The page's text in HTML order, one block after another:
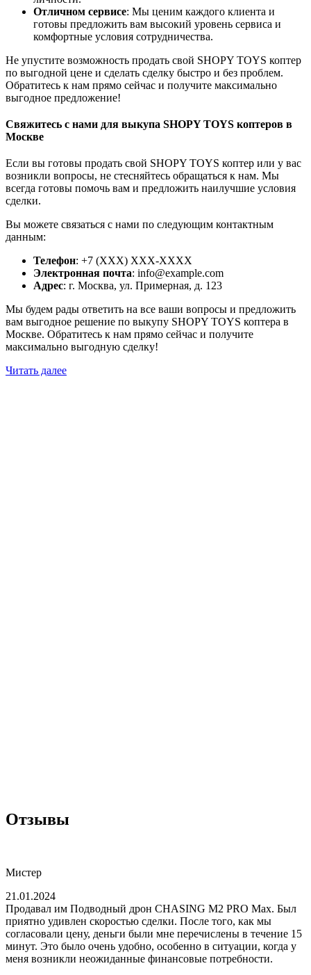
Отличном сервисе: Мы ценим каждого клиента и
готовы предложить вам высокий уровень сервиса и
комфортные условия сотрудничества.
Не упустите возможность продать свой SHOPY TOYS коптер
по выгодной цене и сделать сделку быстро и без проблем.
Обратитесь к нам прямо сейчас и получите максимально
выгодное предложение!
Свяжитесь с нами для выкупа SHOPY TOYS коптеров в
Москве
Если вы готовы продать свой SHOPY TOYS коптер или у вас
возникли вопросы, не стесняйтесь обращаться к нам. Мы
всегда готовы помочь вам и предложить наилучшие условия
сделки.
Вы можете связаться с нами по следующим контактным
данным:
Телефон: +7 (XXX) XXX-XXXX
Электронная почта: info@example.com
Адрес: г. Москва, ул. Примерная, д. 123
Мы будем рады ответить на все ваши вопросы и предложить
вам выгодное решение по выкупу SHOPY TOYS коптера в
Москве. Обратитесь к нам прямо сейчас и получите
максимально выгодную сделку!
Читать далее
Отзывы
Мистер
21.01.2024
Продавал им Подводный дрон CHASING M2 PRO Max. Был
приятно удивлен скоростью сделки. После того, как мы
согласовали цену, деньги были мне перечислены в течение 15
минут. Это было очень удобно, особенно в ситуации, когда у
меня возникли неожиданные финансовые потребности.